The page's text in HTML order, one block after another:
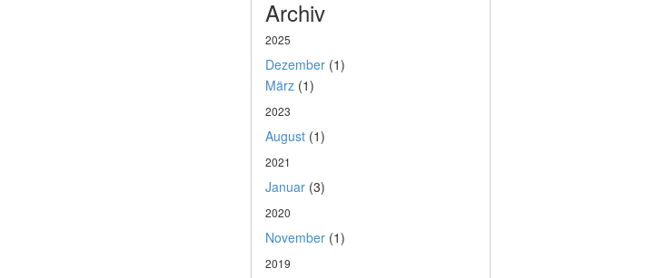
Archiv
2025
Dezember(1)
März(1)
2023
August(1)
2021
Januar(3)
2020
November(1)
2019